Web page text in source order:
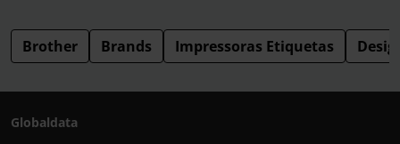
Brother Brands Impressoras Etiquetas
Globaldata